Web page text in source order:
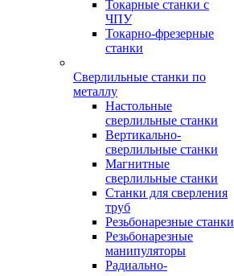
Токарные станки с
ЧПУ
Токарно-фрезерные
станки
Сверлильные станки по
металлу
Настольные
сверлильные станки
Вертикально-
сверлильные станки
Магнитные
сверлильные станки
Станки для сверления
труб
Резьбонарезные станки
Резьбонарезные
манипуляторы
Радиально-